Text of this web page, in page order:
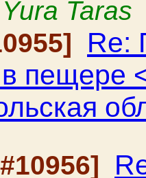
Yura Taras
Re:
пещере